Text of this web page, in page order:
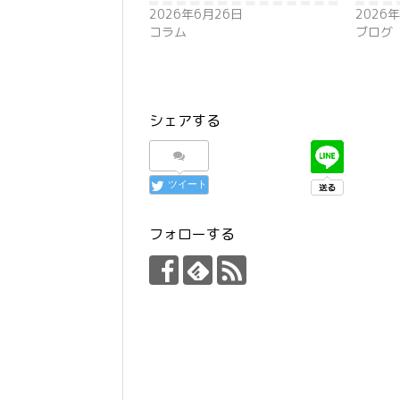
2026年6月26日
コラム
2026
ブログ
シェアする
ツイート
フォローする